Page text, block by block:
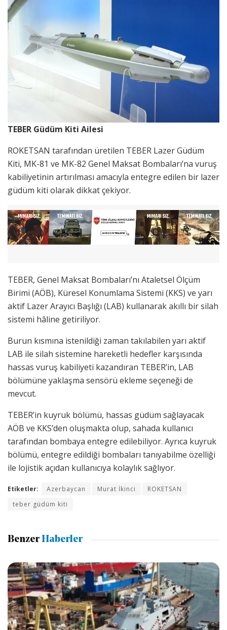
TEBER Güdüm Kiti Ailesi
ROKETSAN tarafından üretilen TEBER Lazer Güdüm
Kiti, MK-81 ve MK-82 Genel Maksat Bombaları’na vuruş
kabiliyetinin artırılması amacıyla entegre edilen bir lazer
güdüm kiti olarak dikkat çekiyor.
TEBER, Genel Maksat Bombaları’nı Ataletsel Ölçüm
Birimi (AÖB), Küresel Konumlama Sistemi (KKS) ve yarı
aktif Lazer Arayıcı Başlığı (LAB) kullanarak akıllı bir silah
sistemi hâline getiriliyor.
Burun kısmına istenildiği zaman takılabilen yarı aktif
LAB ile silah sistemine hareketli hedefler karşısında
hassas vuruş kabiliyeti kazandıran TEBER’in, LAB
bölümüne yaklaşma sensörü ekleme seçeneği de
mevcut.
TEBER’in kuyruk bölümü, hassas güdüm sağlayacak
AÖB ve KKS’den oluşmakta olup, sahada kullanıcı
tarafından bombaya entegre edilebiliyor. Ayrıca kuyruk
bölümü, entegre edildiği bombaları tanıyabilme özelliği
ile lojistik açıdan kullanıcıya kolaylık sağlıyor.
Etiketler: Azerbaycan Murat İkinci
ROKETSAN
teber güdüm kiti
Benzer Haberler